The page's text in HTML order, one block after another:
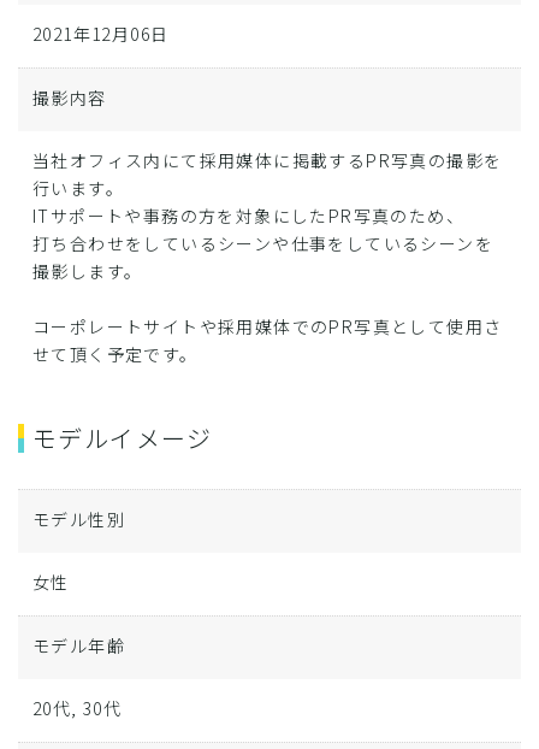
2021年12月06日
撮影内容
当社オフィス内にて採用媒体に掲載するPR写真の撮影を
行います。
ITサポートや事務の方を対象にしたPR写真のため、
打ち合わせをしているシーンや仕事をしているシーンを
撮影します。
コーポレートサイトや採用媒体でのPR写真として使用さ
せて頂く予定です。
モデルイメージ
モデル性別
女性
モデル年齢
20代, 30代